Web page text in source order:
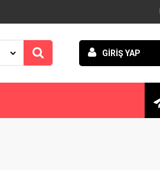
GİRİŞ YAP